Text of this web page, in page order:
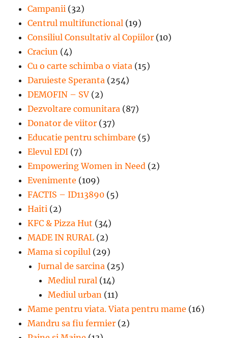
Campanii (32)
Centrul multifunctional (19)
Consiliul Consultativ al Copiilor (10)
Craciun (4)
Cu o carte schimba o viata (15)
Daruieste Speranta (254)
DEMOFIN – SV (2)
Dezvoltare comunitara (87)
Donator de viitor (37)
Educatie pentru schimbare (5)
Elevul EDI (7)
Empowering Women in Need (2)
Evenimente (109)
FACTIS – ID113890 (5)
Haiti (2)
KFC & Pizza Hut (34)
MADE IN RURAL (2)
Mama si copilul (29)
Jurnal de sarcina (25)
Mediul rural (14)
Mediul urban (11)
Mame pentru viata. Viata pentru mame (16)
Mandru sa fiu fermier (2)